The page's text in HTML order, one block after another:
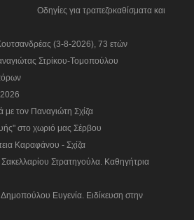
Οδηγίες για τραπεζοκαθίσματα και
(3-8-2026), 73 ετών
Στρίκου-Τομοπούλου
τον Παναγιώτη Σχίζα
στο χωριό μας Σέρβου
Καραφάνου - Σχίζα
Στρατηγούλα. Καθηγήτρια
Ευγενία. Ειδίκευση στην